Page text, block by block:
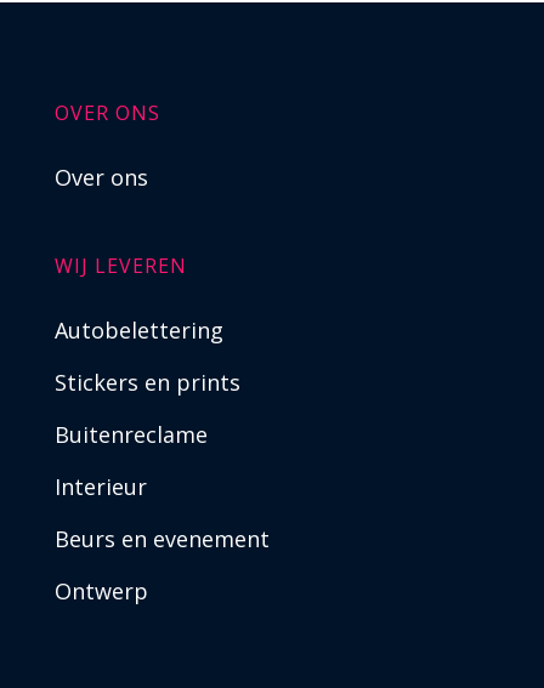
OVER ONS
Over ons
WIJ LEVEREN
Autobelettering
Stickers en prints
Buitenreclame
Interieur
Beurs en evenement
Ontwerp